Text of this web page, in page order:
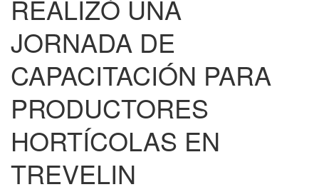
REALIZÓ UNA
JORNADA DE
CAPACITACIÓN PARA
PRODUCTORES
HORTÍCOLAS EN
TREVELIN